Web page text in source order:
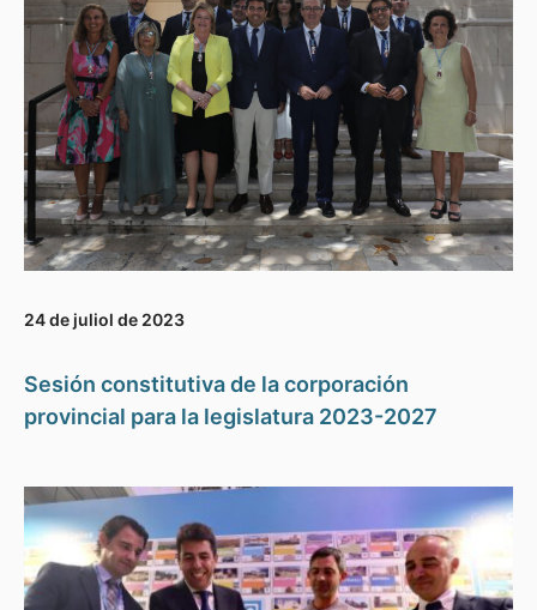
24 de juliol de 2023
Sesión constitutiva de la corporación
provincial para la legislatura 2023-2027